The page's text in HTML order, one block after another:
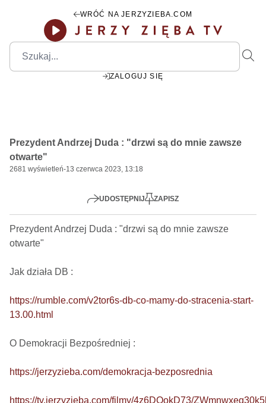
WRÓĆ NA JERZYZIEBA.COM
ZALOGUJ SIĘ
Play
Prezydent Andrzej Duda : "drzwi są do mnie zawsze
otwarte"
2681 wyświetleń-13 czerwca 2023, 13:18
UDOSTĘPNIJ ZAPISZ
Prezydent Andrzej Duda : "drzwi są do mnie zawsze
otwarte"
Jak działa DB :
https://rumble.com/v2tor6s-db-co-mamy-do-stracenia-start-
13.00.html
O Demokracji Bezpośredniej :
https://jerzyzieba.com/demokracja-bezposrednia
https://tv.jerzyzieba.com/filmy/4z6DOokD73/